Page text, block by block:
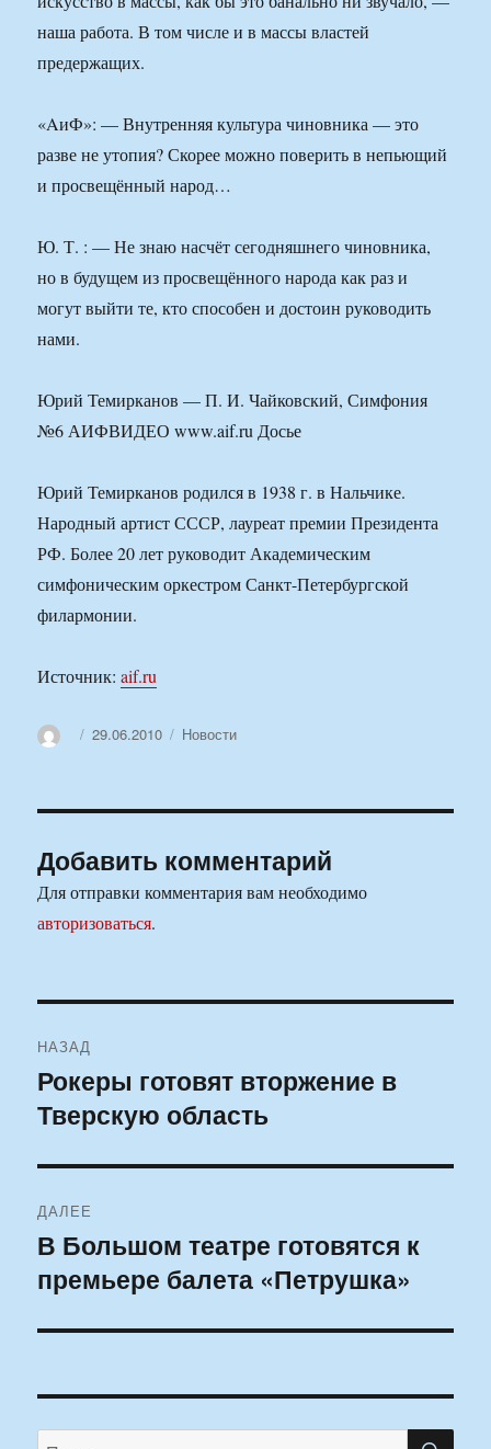
наша работа. В том числе и в массы властей
предержащих.
«AиФ»: — Внутренняя культура чиновника — это
разве не утопия? Скорее можно поверить в непьющий
и просвещённый народ…
Ю. Т. : — Не знаю насчёт сегодняшнего чиновника,
но в будущем из просвещённого народа как раз и
могут выйти те, кто способен и достоин руководить
нами.
Юрий Темирканов — П. И. Чайковский, Симфония
№6 АИФВИДЕО www.aif.ru Досье
Юрий Темирканов родился в 1938 г. в Нальчике.
Народный артист СССР, лауреат премии Президента
РФ. Более 20 лет руководит Академическим
симфоническим оркестром Санкт-Петербургской
филармонии.
Источник:aif.ru
АвторОпубликовано
29.06.2010 Рубрики
Новости
Добавить комментарий
Для отправки комментария вам необходимо
авторизоваться.
по
записям
НАЗАД
Предыдущая
запись:
Рокеры готовят вторжение в
Тверскую область
ДАЛЕЕ
Следующая
запись:
В Большом театре готовятся к
премьере балета «Петрушка»
Искать: